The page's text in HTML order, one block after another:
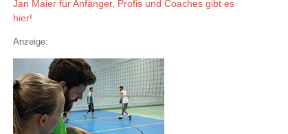
Jan Maier für Anfänger, Profis und Coaches gibt es
hier!
Anzeige: